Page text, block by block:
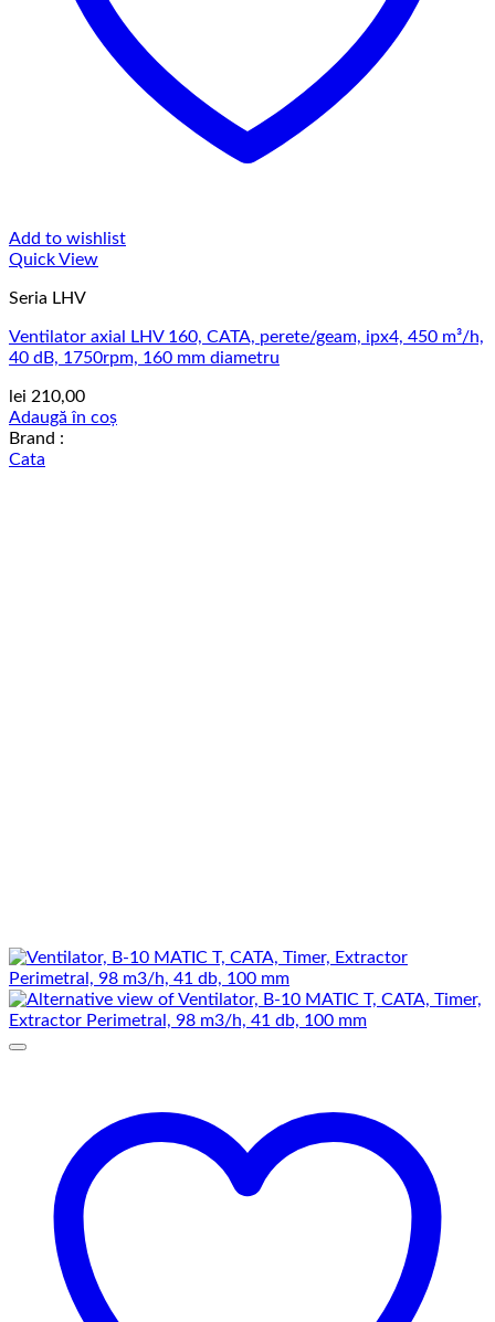
Add to wishlist
Quick View
Seria LHV
Ventilator axial LHV 160, CATA, perete/geam, ipx4, 450 m³/h,
40 dB, 1750rpm, 160 mm diametru
lei 210,00
Adaugă în coș
Brand :
Cata